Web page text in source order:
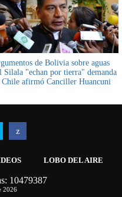
de Bolivia sobre aguas
Silala "echan por tierra" demanda
Chile afirmó Canciller Huancuni
LOBO DEL AIRE
10479387
2026